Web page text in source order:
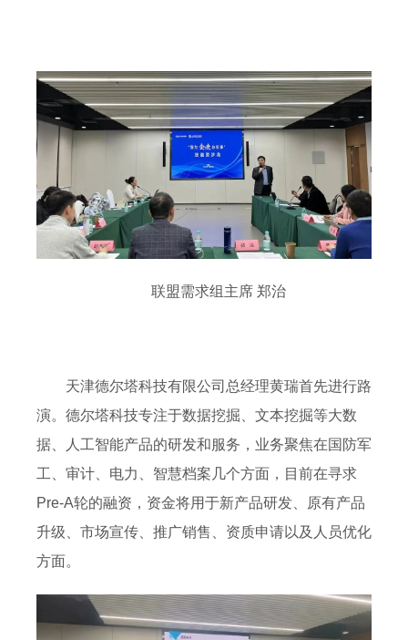
联盟需求组主席 郑治
天津德尔塔科技有限公司总经理黄瑞首先进行路
演。德尔塔科技专注于数据挖掘、文本挖掘等大数
据、人工智能产品的研发和服务，业务聚焦在国防军
工、审计、电力、智慧档案几个方面，目前在寻求
Pre-A轮的融资，资金将用于新产品研发、原有产品
升级、市场宣传、推广销售、资质申请以及人员优化
方面。